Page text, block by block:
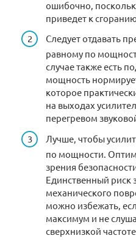
ошибочно,
приведет к
Следует отдавать
равному по
случае также есть
мощность
которое
на выходах
перегревом
Лучше, чтобы
по мощности.
зрения
Единственный риск
механического
можно избежать,
максимум и не
сверхнизкой частоте.